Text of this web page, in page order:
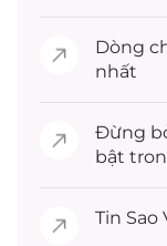
Dòng
nhất
Đừng
bật
Tin Sao